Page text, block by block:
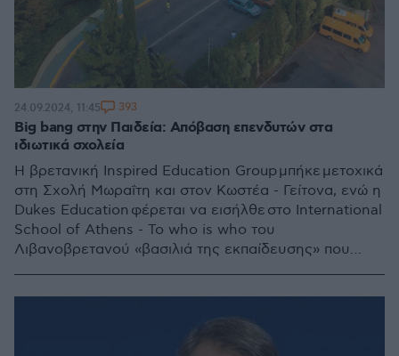
Big bang στην Παιδεία: Απόβαση επενδυτών στα
ιδιωτικά σχολεία
Η βρετανική Inspired Education Group μπήκε μετοχικά
στη Σχολή Μωραΐτη και στον Κωστέα - Γείτονα, ενώ η
Dukes Education φέρεται να εισήλθε στο International
School of Athens - Το who is who του
Λιβανοβρετανού «βασιλιά της εκπαίδευσης» που
24.09.2024, 11:45 393